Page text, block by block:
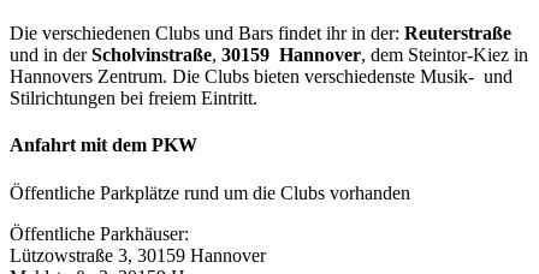
Die verschiedenen Clubs und Bars findet ihr in der: Reuterstraße
und in derScholvinstraße, 30159 Hannover, dem Steintor-Kiez in
Hannovers Zentrum. Die Clubs bieten verschiedenste Musik- und
Stilrichtungen bei freiem Eintritt.
Anfahrt mit dem PKW
Öffentliche Parkplätze rund um die Clubs vorhanden
Öffentliche Parkhäuser:
Lützowstraße 3, 30159 Hannover